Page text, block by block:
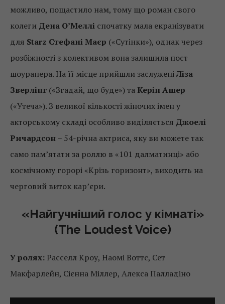
можливо, пощастило нам, тому що роман свого
колеги Дена О’Меллі спочатку мала екранізувати
для Starz Стефані Маєр («Сутінки»), однак через
розбіжності з колективом вона залишила пост
шоуранера. На її місце прийшли заслуженіЛіза
Зверлінг («Згадай, що буде») та Керін Ашер
(«Утеча»). З великої кількості жіночих імен у
акторському складі особливо виділяється Джоелі
Ричардсон– 54-річна актриса, яку ви можете так
само пам’ятати за роллю в «101 далматинці» або
космічному горорі «Крізь горизонт», виходить на
черговий виток кар’єри.
«Найгучніший голос у кімнаті»
(The Loudest Voice)
У ролях: Расселл Кроу, Наомі Воттс, Сет
Макфарлейн, Сієнна Міллер, Алекса Палладіно